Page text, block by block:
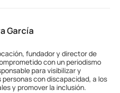
García
fundador y director de
con un periodismo
para visibilizar y
personas con discapacidad, a los
y promover la inclusión.